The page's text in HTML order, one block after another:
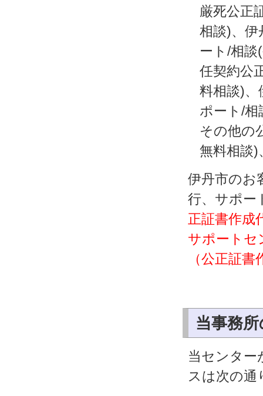
厳死公正
相談)、伊
ート/相談
任契約公
料相談)、
ポート/相
その他の
無料相談
伊丹市のお
行、サポー
正証書作成
サポートセ
（公正証
当事務
当センター
スは次の通